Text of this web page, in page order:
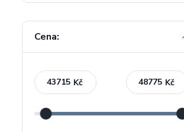
Cena:
Kč Kč